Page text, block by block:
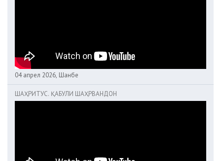
04 апрел 2026, Шанбе
ШАҲРИТУС. ҚАБУЛИ ШАҲРВАНДОН